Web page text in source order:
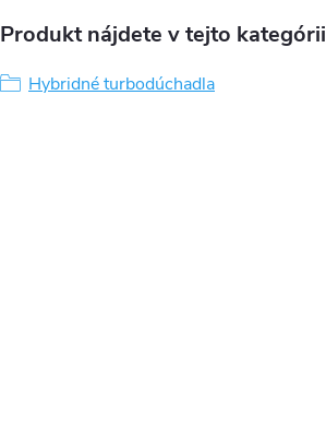
Produkt nájdete v tejto kategórii
Hybridné turbodúchadla